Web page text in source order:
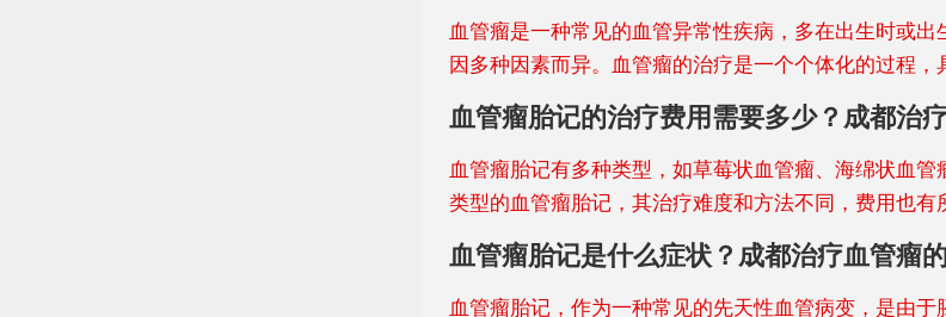
血管瘤是一种常见的血管异常性疾病，多在出生时或出
因多种因素而异。血管瘤的治疗是一个个体化的过程，
血管瘤胎记的治疗费用需要多少？成都治
血管瘤胎记有多种类型，如草莓状血管瘤、海绵状血管
类型的血管瘤胎记，其治疗难度和方法不同，费用也有
血管瘤胎记是什么症状？成都治疗血管瘤
血管瘤胎记，作为一种常见的先天性血管病变，是由